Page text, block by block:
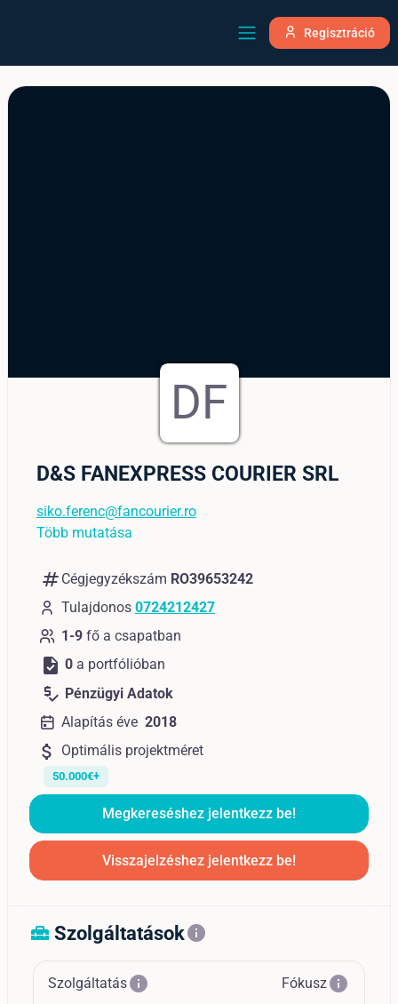
Regisztráció
DF
D&S FANEXPRESS COURIER SRL
siko.ferenc@fancourier.ro
Több mutatása
numbers Cégjegyzékszám RO39653242
Tulajdonos 0724212427
1-9 fő a csapatban
task 0 a portfólióban
price_check Pénzügyi Adatok
Alapítás éve 2018
attach_money Optimális projektméret
50.000€+
Megkereséshez jelentkezz be!
Visszajelzéshez jelentkezz be!
home_repair_service Szolgáltatásokinfo
Szolgáltatásinfo Fókuszinfo